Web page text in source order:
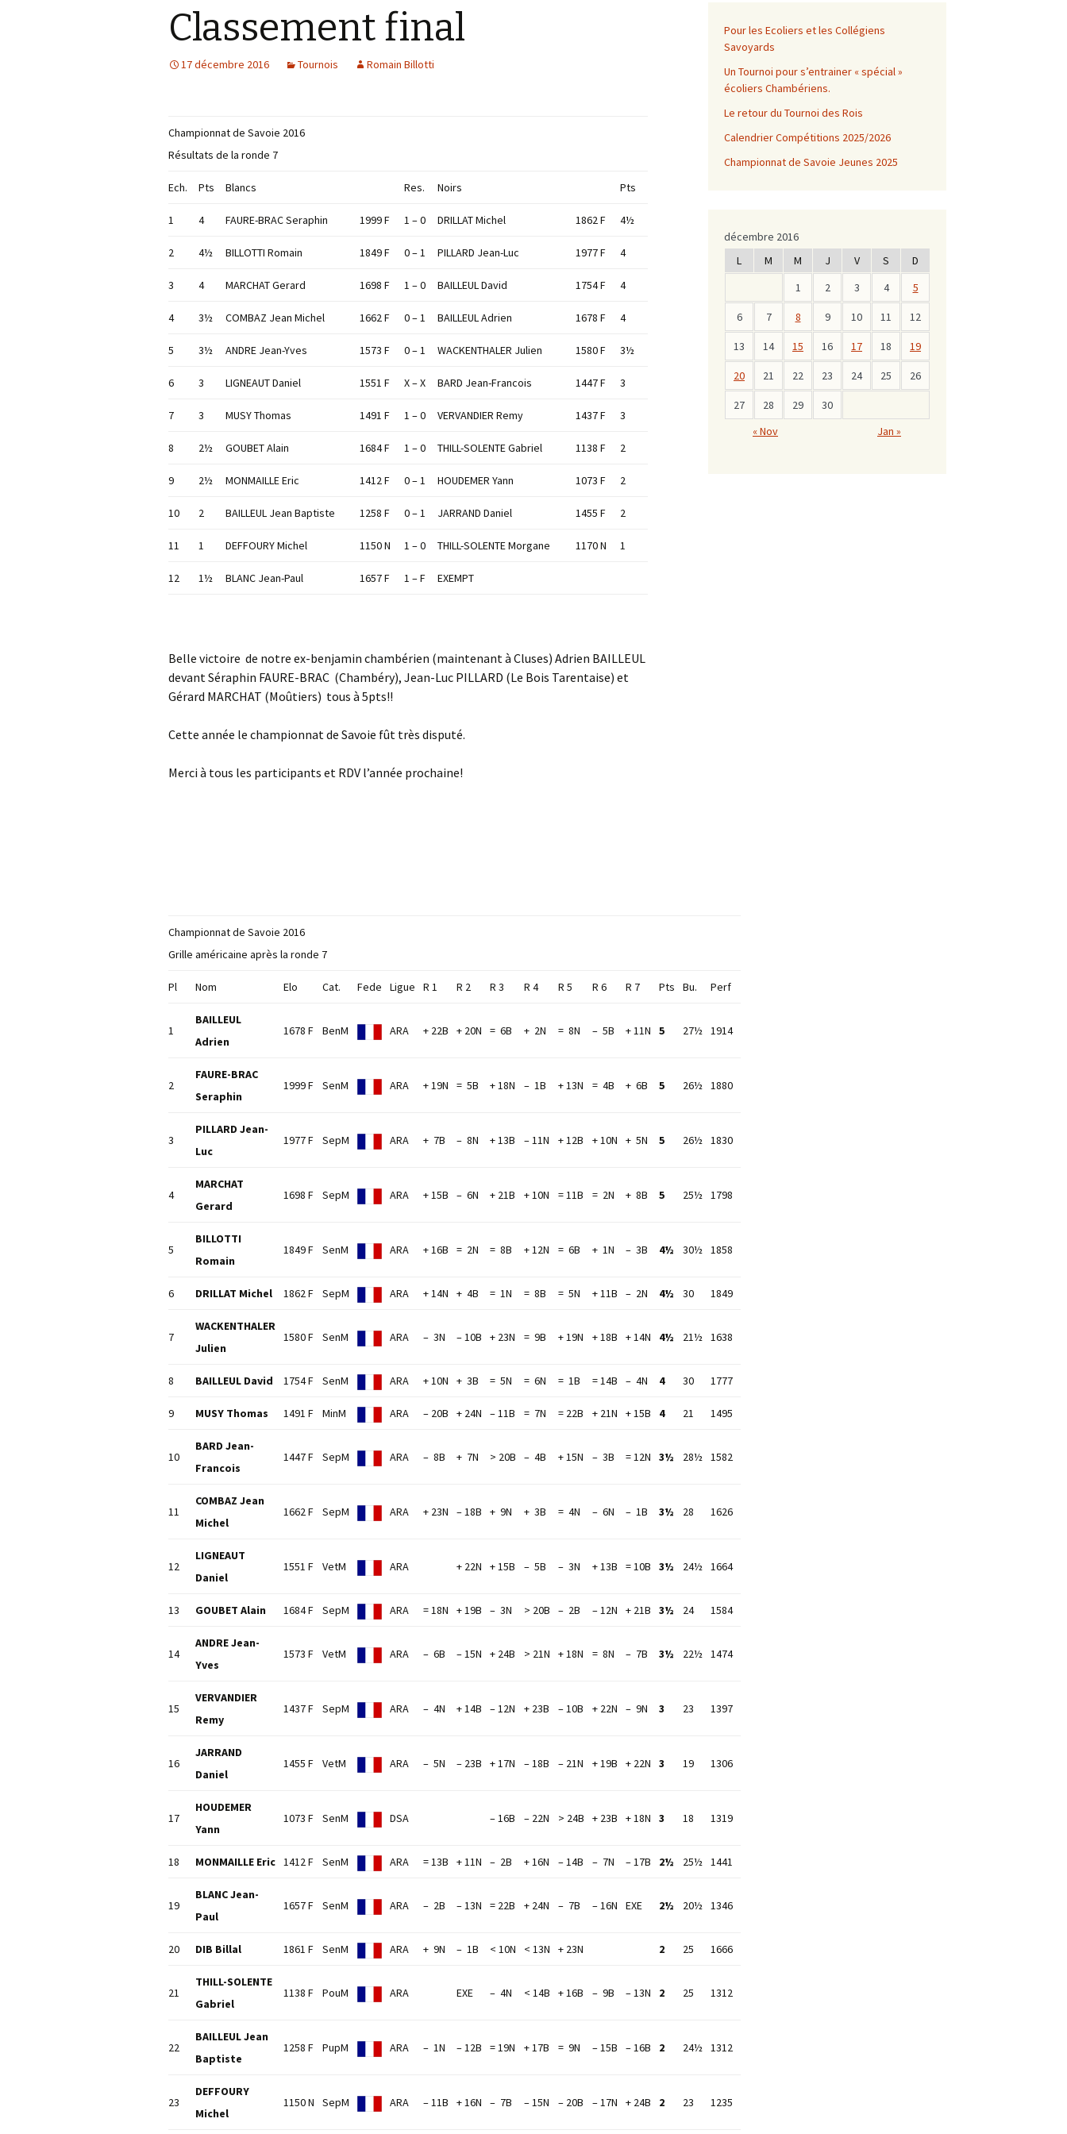
Classement final
17 décembre 2016 Tournois Romain Billotti
Championnat de Savoie 2016
Résultats de la ronde 7
Ech. Pts Blancs Res. Noirs Pts
1 4 FAURE-BRAC Seraphin 1999 F 1 – 0 DRILLAT Michel 1862 F 4½
2 4½ BILLOTTI Romain 1849 F 0 – 1 PILLARD Jean-Luc 1977 F 4
3 4 MARCHAT Gerard 1698 F 1 – 0 BAILLEUL David 1754 F 4
4 3½ COMBAZ Jean Michel 1662 F 0 – 1 BAILLEUL Adrien 1678 F 4
5 3½ ANDRE Jean-Yves 1573 F 0 – 1 WACKENTHALER Julien 1580 F 3½
6 3 LIGNEAUT Daniel 1551 F X – X BARD Jean-Francois 1447 F 3
7 3 MUSY Thomas 1491 F 1 – 0 VERVANDIER Remy 1437 F 3
8 2½ GOUBET Alain 1684 F 1 – 0 THILL-SOLENTE Gabriel 1138 F 2
9 2½ MONMAILLE Eric 1412 F 0 – 1 HOUDEMER Yann 1073 F 2
10 2 BAILLEUL Jean Baptiste 1258 F 0 – 1 JARRAND Daniel 1455 F 2
11 1 DEFFOURY Michel 1150 N 1 – 0 THILL-SOLENTE Morgane 1170 N 1
12 1½ BLANC Jean-Paul 1657 F 1 – F EXEMPT
Belle victoire de notre ex-benjamin chambérien (maintenant à Cluses) Adrien BAILLEUL
devant Séraphin FAURE-BRAC (Chambéry), Jean-Luc PILLARD (Le Bois Tarentaise) et
Gérard MARCHAT (Moûtiers) tous à 5pts!!
Cette année le championnat de Savoie fût très disputé.
Merci à tous les participants et RDV l’année prochaine!
Championnat de Savoie 2016
Grille américaine après la ronde 7
Pl Nom Elo Cat. Fede Ligue R 1 R 2 R 3 R 4 R 5 R 6 R 7 Pts Bu. Perf
1
BAILLEUL
Adrien
1678 F BenM ARA + 22B + 20N = 6B + 2N = 8N – 5B + 11N 5 27½ 1914
2
FAURE-BRAC
Seraphin
1999 F SenM ARA + 19N = 5B + 18N – 1B + 13N = 4B + 6B 5 26½ 1880
3
PILLARD Jean-
Luc
1977 F SepM ARA + 7B – 8N + 13B – 11N + 12B + 10N + 5N 5 26½ 1830
4
MARCHAT
Gerard
1698 F SepM ARA + 15B – 6N + 21B + 10N = 11B = 2N + 8B 5 25½ 1798
5
BILLOTTI
Romain
1849 F SenM ARA + 16B = 2N = 8B + 12N = 6B + 1N – 3B 4½ 30½ 1858
6 DRILLAT Michel 1862 F SepM ARA + 14N + 4B = 1N = 8B = 5N + 11B – 2N 4½ 30 1849
7
WACKENTHALER
Julien
1580 F SenM ARA – 3N – 10B + 23N = 9B + 19N + 18B + 14N 4½ 21½ 1638
8 BAILLEUL David 1754 F SenM ARA + 10N + 3B = 5N = 6N = 1B = 14B – 4N 4 30 1777
9 MUSY Thomas 1491 F MinM ARA – 20B + 24N – 11B = 7N = 22B + 21N + 15B 4 21 1495
10
BARD Jean-
Francois
1447 F SepM ARA – 8B + 7N > 20B – 4B + 15N – 3B = 12N 3½ 28½ 1582
11
COMBAZ Jean
Michel
1662 F SepM ARA + 23N – 18B + 9N + 3B = 4N – 6N – 1B 3½ 28 1626
12
LIGNEAUT
Daniel
1551 F VetM ARA + 22N + 15B – 5B – 3N + 13B = 10B 3½ 24½ 1664
13 GOUBET Alain 1684 F SepM ARA = 18N + 19B – 3N > 20B – 2B – 12N + 21B 3½ 24 1584
14
ANDRE Jean-
Yves
1573 F VetM ARA – 6B – 15N + 24B > 21N + 18N = 8N – 7B 3½ 22½ 1474
15
VERVANDIER
Remy
1437 F SepM ARA – 4N + 14B – 12N + 23B – 10B + 22N – 9N 3 23 1397
16
JARRAND
Daniel
1455 F VetM ARA – 5N – 23B + 17N – 18B – 21N + 19B + 22N 3 19 1306
17
HOUDEMER
Yann
1073 F SenM DSA – 16B – 22N > 24B + 23B + 18N 3 18 1319
18 MONMAILLE Eric 1412 F SenM ARA = 13B + 11N – 2B + 16N – 14B – 7N – 17B 2½ 25½ 1441
19
BLANC Jean-
Paul
1657 F SenM ARA – 2B – 13N = 22B + 24N – 7B – 16N EXE 2½ 20½ 1346
20 DIB Billal 1861 F SenM ARA + 9N – 1B < 10N < 13N + 23N 2 25 1666
21
THILL-SOLENTE
Gabriel
1138 F PouM ARA EXE – 4N < 14B + 16B – 9B – 13N 2 25 1312
22
BAILLEUL Jean
Baptiste
1258 F PupM ARA – 1N – 12B = 19N + 17B = 9N – 15B – 16B 2 24½ 1312
23
DEFFOURY
Michel
1150 N SepM ARA – 11B + 16N – 7B – 15N – 20B – 17N + 24B 2 23 1235
Pour les Ecoliers et les Collégiens
Savoyards
Un Tournoi pour s’entrainer « spécial »
écoliers Chambériens.
Le retour du Tournoi des Rois
Calendrier Compétitions 2025/2026
Championnat de Savoie Jeunes 2025
décembre 2016
L
M M J V S
D
1
2 3 4 5
6 7 8 9 10 11 12
13 14 15 16 17 18 19
20 21 22 23 24 25 26
27 28 29
30
« Nov
Jan »